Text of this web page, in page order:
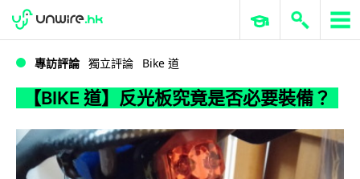
【BIKE 道】反光板究竟是否必要裝備？
WWDC 2026 ERP 與商業 AI
專訪評論 獨立評論 Bike 道
【BIKE 道】反光板究竟是否必要裝備？